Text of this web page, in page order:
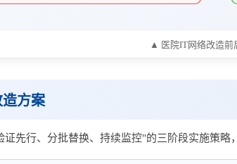
▲ 医院IT网络改造前
方案
先行、分批替换、持续监控"的三阶段实施策略